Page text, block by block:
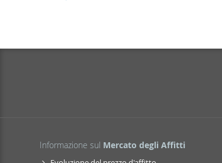
Informazione sul Mercato degli Affitti